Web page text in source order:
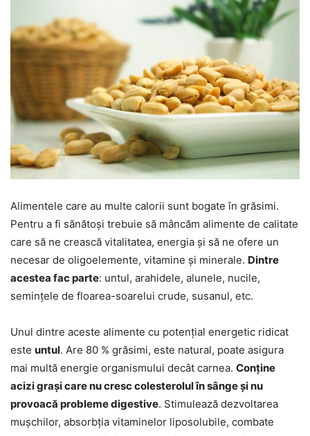
Alimentele care au multe calorii sunt bogate în grăsimi.
Pentru a fi sănătoși trebuie să mâncăm alimente de calitate
care să ne crească vitalitatea, energia și să ne ofere un
necesar de oligoelemente, vitamine și minerale. Dintre
acestea fac parte: untul, arahidele, alunele, nucile,
semințele de floarea-soarelui crude, susanul, etc.
Unul dintre aceste alimente cu potențial energetic ridicat
este untul. Are 80 % grăsimi, este natural, poate asigura
mai multă energie organismului decât carnea. Conține
acizi grași care nu cresc colesterolul în sânge și nu
provoacă probleme digestive. Stimulează dezvoltarea
mușchilor, absorbția vitaminelor liposolubile, combate